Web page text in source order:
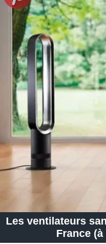
Les ventilateurs
France